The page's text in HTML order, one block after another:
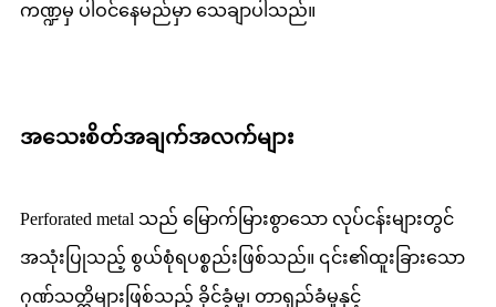
ကဏ္ဍမှ ပါဝင်နေမည်မှာ သေချာပါသည်။
အသေးစိတ်အချက်အလက်များ
Perforated metal သည် မြောက်မြားစွာသော လုပ်ငန်းများတွင်
အသုံးပြုသည့် စွယ်စုံရပစ္စည်းဖြစ်သည်။ ၎င်း၏ထူးခြားသော
ဂုဏ်သတ္တိများဖြစ်သည့် ခိုင်ခံ့မှု၊ တာရှည်ခံမှုနှင့်